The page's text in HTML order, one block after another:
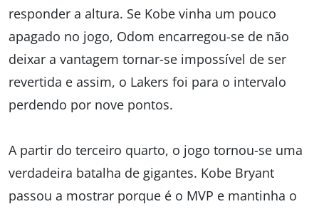
responder a altura. Se Kobe vinha um pouco
apagado no jogo, Odom encarregou-se de não
deixar a vantagem tornar-se impossível de ser
revertida e assim, o Lakers foi para o intervalo
perdendo por nove pontos.
A partir do terceiro quarto, o jogo tornou-se uma
verdadeira batalha de gigantes. Kobe Bryant
passou a mostrar porque é o MVP e mantinha o